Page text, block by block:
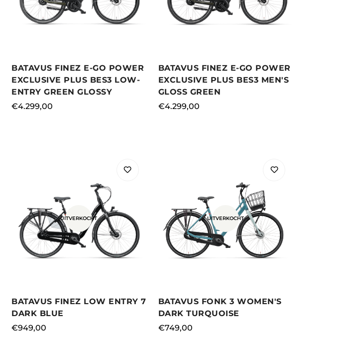
BATAVUS FINEZ E-GO POWER
EXCLUSIVE PLUS BES3 LOW-
ENTRY GREEN GLOSSY
Normale
€4.299,00
BATAVUS FINEZ E-GO POWER
EXCLUSIVE PLUS BES3 MEN'S
GLOSS GREEN
Normale
€4.299,00
UITVERKOCHT
BATAVUS FINEZ LOW ENTRY 7
DARK BLUE
Normale
€949,00
UITVERKOCHT
BATAVUS FONK 3 WOMEN'S
DARK TURQUOISE
Normale
€749,00
YES, I AM